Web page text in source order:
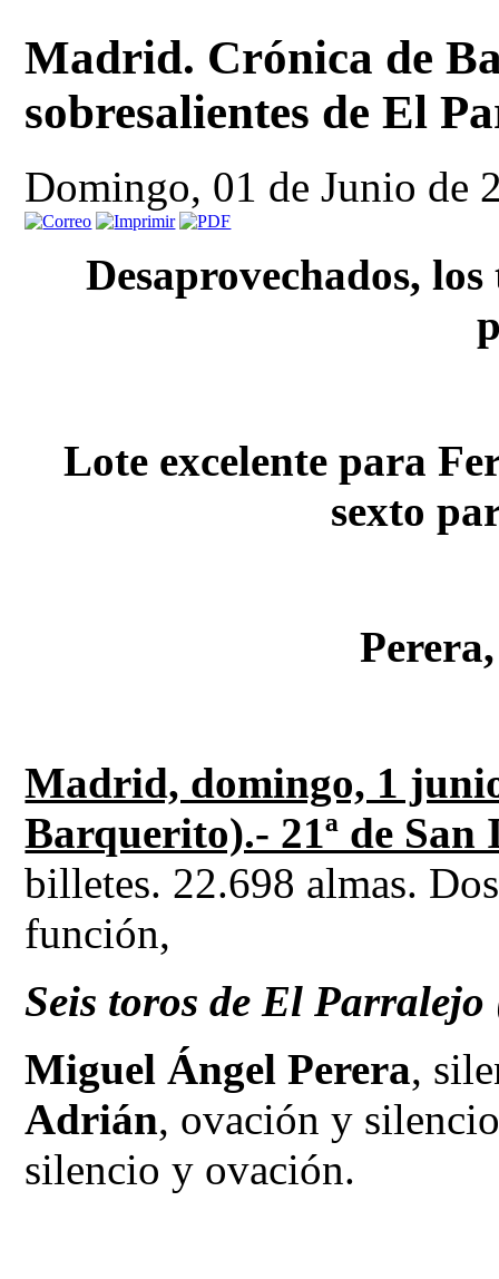
Madrid. Crónica de
sobresalientes de El
Domingo, 01 de Junio de
Desaprovechados,
Lote excelente para
sexto
Madrid, domingo, 1
Barquerito).- 21ª de San
billetes. 22.698 almas.
función,
Seis toros de El
Miguel Ángel Perera,
Adrián, ovación y
silencio y ovación.